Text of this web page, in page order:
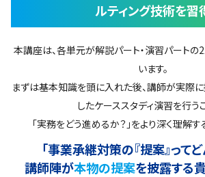
ルティング技術を習
本講座は、各単元が解説パート・演習パートの
います。
まずは基本知識を頭に入れた後、講師が実際
したケーススタディ演習を行うこ
「実務をどう進めるか？」をより深く理解す
「事業承継対策の『提案』ってど
講師陣が本物の提案を披露する